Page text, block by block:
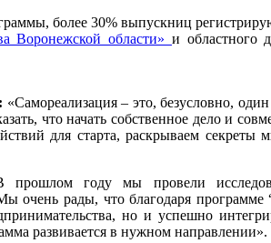
более 30% выпускниц
Воронежской области» и областного
«Самореализация – это, безусловно,
что начать собственное дело и
для старта, раскрываем секреты
прошлом году мы провели
рады, что благодаря программе
но и успешно
развивается в нужном направлении».